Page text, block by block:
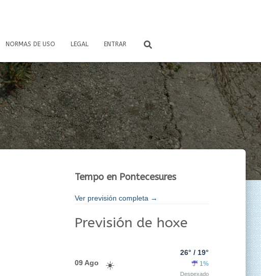
NORMAS DE USO LEGAL ENTRAR
Tempo en Pontecesures
Ver previsión completa →
Previsión de hoxe
09 Ago
26° / 19°
1%
Despexado